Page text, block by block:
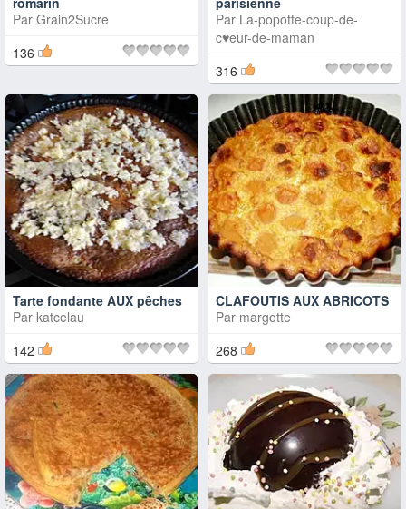
Par Grain2Sucre
136
Par La-popotte-coup-de-
c♥eur-de-maman
316
Tarte fondante AUX pêches
Par katcelau
142
CLAFOUTIS AUX ABRICOTS
Par margotte
268